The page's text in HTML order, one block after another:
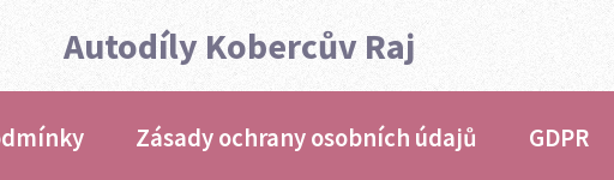
Autodíly Kobercův Raj
Zásady ochrany osobních údajů GDPR